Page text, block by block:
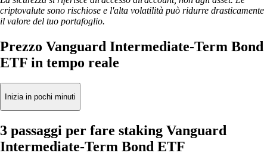
criptovalute sono rischiose e l'alta volatilità può ridurre drasticamente
il valore del tuo portafoglio.
Prezzo Vanguard Intermediate-Term Bond
ETF in tempo reale
Inizia in pochi minuti
3 passaggi per fare staking Vanguard
Intermediate-Term Bond ETF